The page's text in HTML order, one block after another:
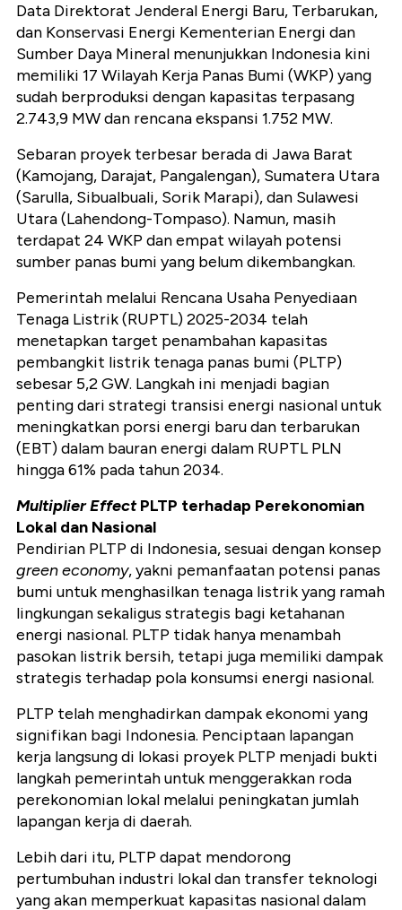
Data Direktorat Jenderal Energi Baru, Terbarukan,
dan Konservasi Energi Kementerian Energi dan
Sumber Daya Mineral menunjukkan Indonesia kini
memiliki 17 Wilayah Kerja Panas Bumi (WKP) yang
sudah berproduksi dengan kapasitas terpasang
2.743,9 MW dan rencana ekspansi 1.752 MW.
Sebaran proyek terbesar berada di Jawa Barat
(Kamojang, Darajat, Pangalengan), Sumatera Utara
(Sarulla, Sibualbuali, Sorik Marapi), dan Sulawesi
Utara (Lahendong-Tompaso). Namun, masih
terdapat 24 WKP dan empat wilayah potensi
sumber panas bumi yang belum dikembangkan.
Pemerintah melalui Rencana Usaha Penyediaan
Tenaga Listrik (RUPTL) 2025-2034 telah
menetapkan target penambahan kapasitas
pembangkit listrik tenaga panas bumi (PLTP)
sebesar 5,2 GW. Langkah ini menjadi bagian
penting dari strategi transisi energi nasional untuk
meningkatkan porsi energi baru dan terbarukan
(EBT) dalam bauran energi dalam RUPTL PLN
hingga 61% pada tahun 2034.
Multiplier EffectPLTP terhadap Perekonomian
Lokal dan Nasional
Pendirian PLTP di Indonesia, sesuai dengan konsep
green economy, yakni pemanfaatan potensi panas
bumi untuk menghasilkan tenaga listrik yang ramah
lingkungan sekaligus strategis bagi ketahanan
energi nasional. PLTP tidak hanya menambah
pasokan listrik bersih, tetapi juga memiliki dampak
strategis terhadap pola konsumsi energi nasional.
PLTP telah menghadirkan dampak ekonomi yang
signifikan bagi Indonesia. Penciptaan lapangan
kerja langsung di lokasi proyek PLTP menjadi bukti
langkah pemerintah untuk menggerakkan roda
perekonomian lokal melalui peningkatan jumlah
lapangan kerja di daerah.
Lebih dari itu, PLTP dapat mendorong
pertumbuhan industri lokal dan transfer teknologi
yang akan memperkuat kapasitas nasional dalam